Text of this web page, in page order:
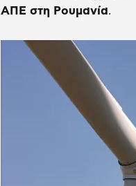
ΑΠΕ στη Ρουμανία.